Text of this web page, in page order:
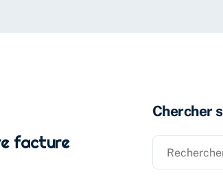
facture
Chercher